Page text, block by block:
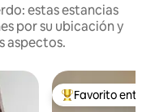
estas estancias
por su ubicación y
aspectos.
De los mejores
Favorito entre